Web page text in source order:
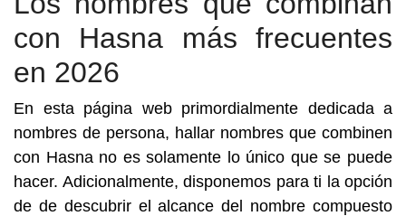
con Hasna más frecuentes
en 2026
En esta página web primordialmente dedicada a
nombres de persona, hallar nombres que combinen
con Hasna no es solamente lo único que se puede
hacer. Adicionalmente, disponemos para ti la opción
de de descubrir el alcance del nombre compuesto